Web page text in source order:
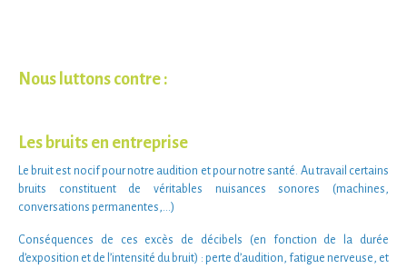
Nous luttons contre :
Les bruits en entreprise
Le bruit est nocif pour notre audition et pour notresanté. Au travail certains
bruits constituent de véritables nuisances sonores (machines,
conversations permanentes,…)
Conséquences de ces excès de décibels (en fonction de la durée
d’exposition et de l’intensité du bruit) : perte d’audition, fatigue nerveuse, et